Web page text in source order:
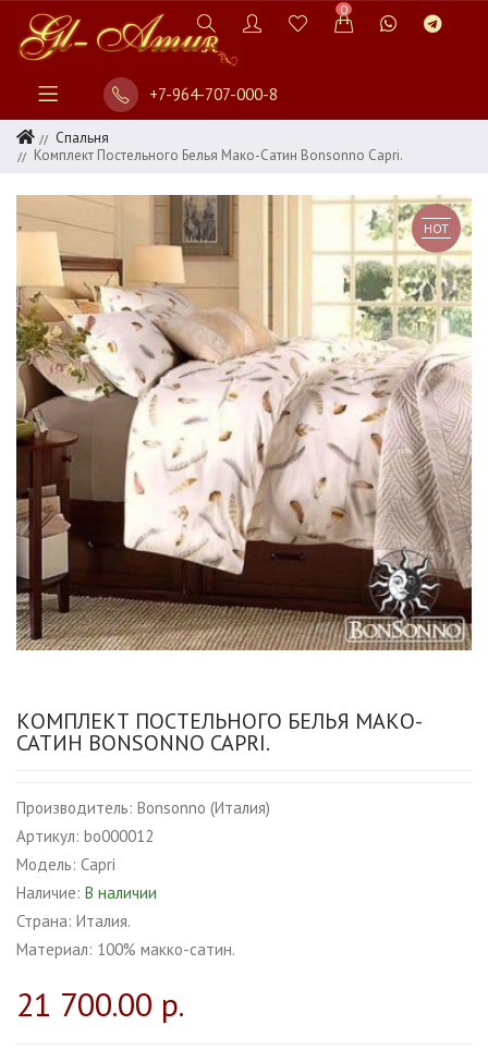
0
+7-964-707-000-8
Спальня
Комплект Постельного Белья Мако-Сатин Bonsonno Capri.
HOT
КОМПЛЕКТ ПОСТЕЛЬНОГО БЕЛЬЯ МАКО-
САТИН BONSONNO CAPRI.
Производитель: Bonsonno (Италия)
Артикул: bo000012
Модель: Capri
Наличие: В наличии
Страна: Италия.
Материал: 100% макко-сатин.
21 700.00 р.